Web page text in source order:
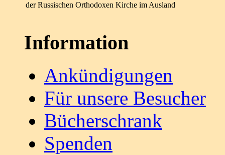
der Russischen Orthodoxen Kirche im Ausland
Information
Ankündigungen
Für unsere Besucher
Bücherschrank
Spenden